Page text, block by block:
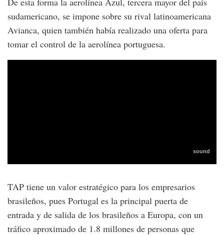
sudamericano, se impone sobre su rival latinoamericana
Avianca, quien también había realizado una oferta para
tomar el control de la aerolínea portuguesa.
TAP tiene un valor estratégico para los empresarios
brasileños, pues Portugal es la principal puerta de
entrada y de salida de los brasileños a Europa, con un
tráfico aproximado de 1.8 millones de personas que